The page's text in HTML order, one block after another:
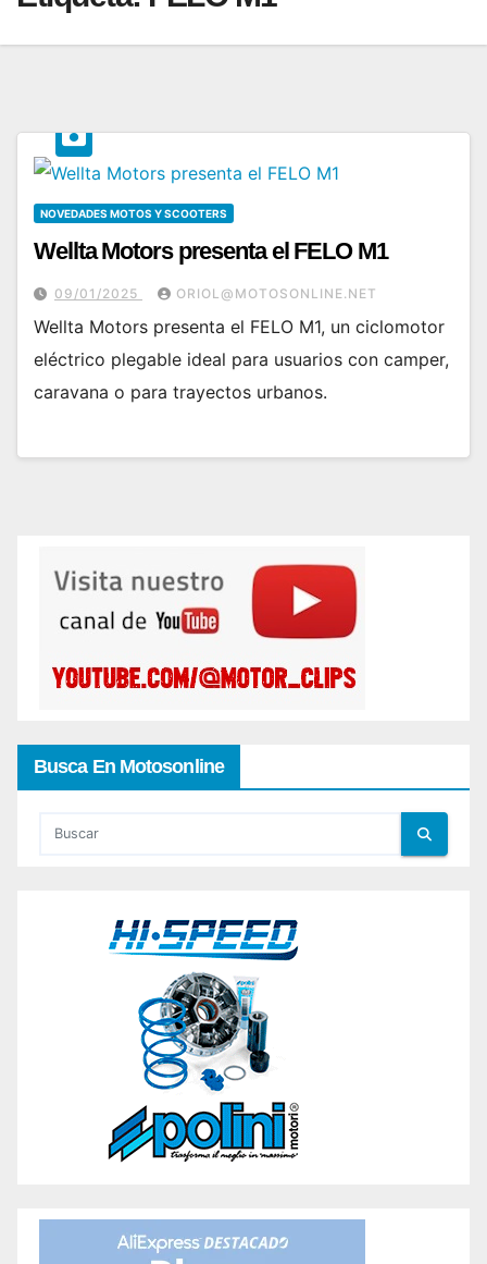
NOVEDADES MOTOS Y SCOOTERS
Wellta Motors presenta el FELO M1
09/01/2025 ORIOL@MOTOSONLINE.NET
Wellta Motors presenta el FELO M1, un ciclomotor
eléctrico plegable ideal para usuarios con camper,
caravana o para trayectos urbanos.
Busca En Motosonline